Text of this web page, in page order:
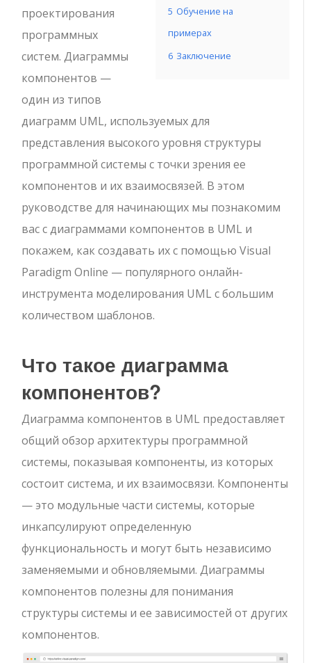
5 Обучение на
примерах
6 Заключение
проектирования
программных
систем. Диаграммы
компонентов —
один из типов
диаграмм UML, используемых для
представления высокого уровня структуры
программной системы с точки зрения ее
компонентов и их взаимосвязей. В этом
руководстве для начинающих мы познакомим
вас с диаграммами компонентов в UML и
покажем, как создавать их с помощью Visual
Paradigm Online — популярного онлайн-
инструмента моделирования UML с большим
количеством шаблонов.
Что такое диаграмма
компонентов?
Диаграмма компонентов в UML предоставляет
общий обзор архитектуры программной
системы, показывая компоненты, из которых
состоит система, и их взаимосвязи. Компоненты
— это модульные части системы, которые
инкапсулируют определенную
функциональность и могут быть независимо
заменяемыми и обновляемыми. Диаграммы
компонентов полезны для понимания
структуры системы и ее зависимостей от других
компонентов.